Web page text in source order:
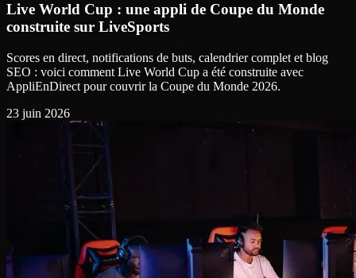
Live World Cup : une appli de Coupe du Monde
construite sur LiveSports
Scores en direct, notifications de buts, calendrier complet et blog
SEO : voici comment Live World Cup a été construite avec
AppliEnDirect pour couvrir la Coupe du Monde 2026.
23 juin 2026